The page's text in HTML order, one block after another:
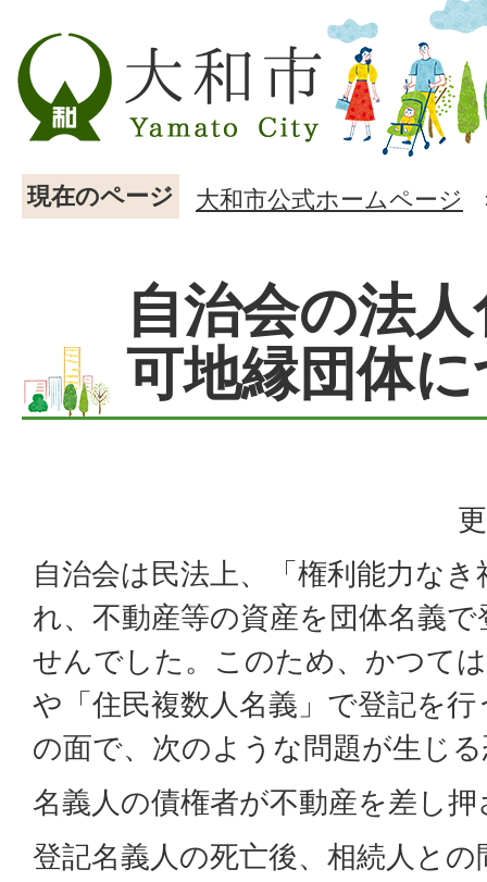
現在のページ 大和市公式ホームページ
自治会の法
可地縁団体
自治会は民法上、「権利能力な
れ、不動産等の資産を団体名義
せんでした。このため、かつて
や「住民複数人名義」で登記を
の面で、次のような問題が生じ
名義人の債権者が不動産を差し
登記名義人の死亡後、相続人と